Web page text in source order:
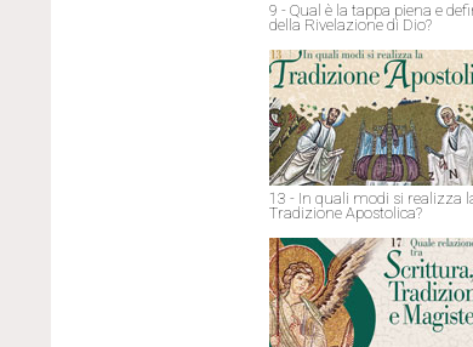
9 - Qual è la tappa piena e
della Rivelazione di Dio?
13 - In quali modi si realizza
Tradizione Apostolica?